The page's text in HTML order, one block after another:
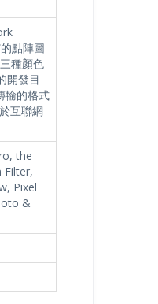
點陣圖
種顏色
開發目
輸的格式
互聯網
the
Filter,
Pixel
&